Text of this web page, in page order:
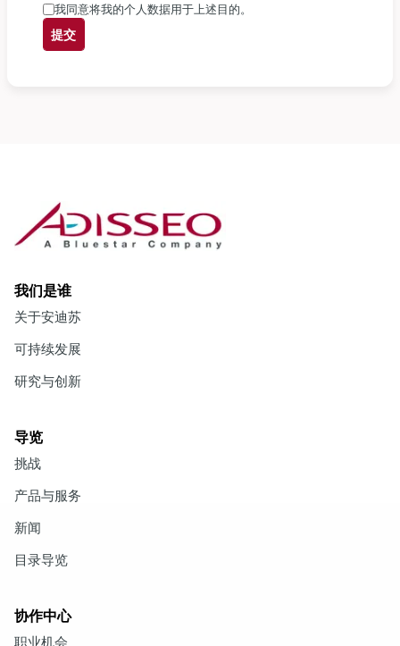
我同意将我的个人数据用于上述目的。
提交
我们是谁
关于安迪苏
可持续发展
研究与创新
导览
挑战
产品与服务
新闻
目录导览
协作中心
职业机会